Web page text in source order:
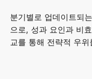
분기별로 업데이트되
으로, 성과 요인과 비
교를 통해 전략적 우